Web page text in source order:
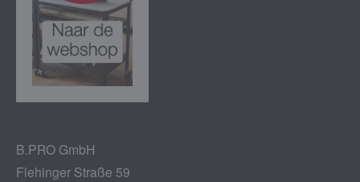
B.PRO GmbH
Flehinger Straße 59